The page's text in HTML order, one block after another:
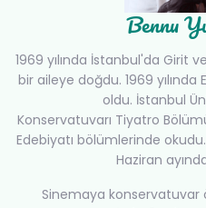
Bennu
1969 yılında İstanbul'da Girit
bir aileye doğdu. 1969 yılında
oldu. İstanbul
Konservatuvarı Tiyatro
Edebiyatı bölümlerinde
Haziran
Sinemaya konservatuvar